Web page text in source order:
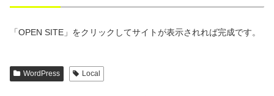
「OPEN SITE」をクリックしてサイトが表示されれば完成です。
WordPress Local